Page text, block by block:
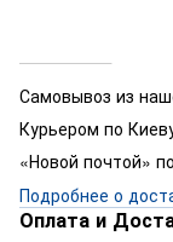
Самовывоз из
Курьером по
«Новой почтой»
Подробнее о
Оплата и